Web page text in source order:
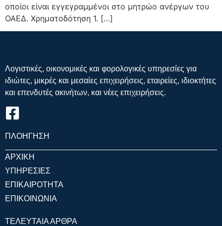
οποίοι είναι εγγεγραμμένοι στο μητρώο ανέργων του
ΟΑΕΔ. Χρηματοδότηση 1. […]
Λογιστικές, οικονομικές και φορολογικές υπηρεσίες για
ιδιώτες, μικρές και μεσαίες επιχειρήσεις, εταιρείες, ιδιοκτήτες
και επενδυτές ακινήτων, και νέες επιχειρήσεις.
ΠΛΟΗΓΗΣΗ
ΑΡΧΙΚΗ
ΥΠΗΡΕΣΙΕΣ
ΕΠΙΚΑΙΡΟΤΗΤΑ
ΕΠΙΚΟΙΝΩΝΙΑ
ΤΕΛΕΥΤΑΙΑ ΑΡΘΡΑ